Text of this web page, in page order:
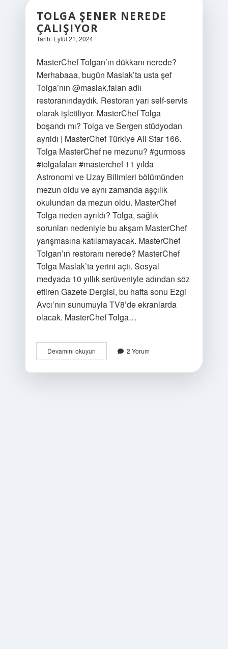
TOLGA ŞENER NEREDE
ÇALIŞIYOR
Tarih: Eylül 21, 2024
MasterChef Tolgan’ın dükkanı nerede?
Merhabaaa, bugün Maslak’ta usta şef
Tolga’nın @maslak.falan adlı
restoranındaydık. Restoran yarı self-servis
olarak işletiliyor. MasterChef Tolga
boşandı mı? Tolga ve Sergen stüdyodan
ayrıldı | MasterChef Türkiye All Star 166.
Tolga MasterChef ne mezunu? #gurmoss
#tolgafalan #masterchef 11 yılda
Astronomi ve Uzay Bilimleri bölümünden
mezun oldu ve aynı zamanda aşçılık
okulundan da mezun oldu. MasterChef
Tolga neden ayrıldı? Tolga, sağlık
sorunları nedeniyle bu akşam MasterChef
yarışmasına katılamayacak. MasterChef
Tolgan’ın restoranı nerede? MasterChef
Tolga Maslak’ta yerini açtı. Sosyal
medyada 10 yıllık serüveniyle adından söz
ettiren Gazete Dergisi, bu hafta sonu Ezgi
Avcı’nın sunumuyla TV8’de ekranlarda
olacak. MasterChef Tolga…
Devamını okuyunTolga
Şener
2 Yorum